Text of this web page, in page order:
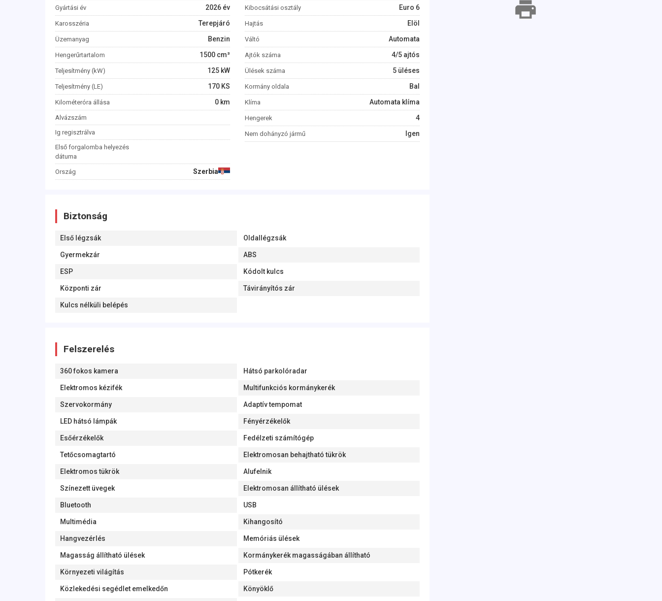
Gyártási év 2026 év
Karosszéria Terepjáró
Üzemanyag Benzin
Hengerűrtartalom 1500 cm³
Teljesítmény (kW) 125 kW
Teljesítmény (LE) 170 KS
Kilométeróra állása 0 km
Alvázszám
Ig regisztrálva
Első forgalomba helyezés
dátuma
Ország Szerbia
Kibocsátási osztály Euro 6
Hajtás Elöl
Váltó Automata
Ajtók száma 4/5 ajtós
Ülések száma 5 üléses
Kormány oldala Bal
Klíma Automata klíma
Hengerek 4
Nem dohányzó jármű Igen
Biztonság
Első légzsák Oldallégzsák
Gyermekzár ABS
ESP Kódolt kulcs
Központi zár Távirányítós zár
Kulcs nélküli belépés
Felszerelés
360 fokos kamera Hátsó parkolóradar
Elektromos kézifék Multifunkciós kormánykerék
Szervokormány Adaptív tempomat
LED hátsó lámpák Fényérzékelők
Esőérzékelők Fedélzeti számítógép
Tetőcsomagtartó Elektromosan behajtható tükrök
Elektromos tükrök Alufelnik
Színezett üvegek Elektromosan állítható ülések
Bluetooth USB
Multimédia Kihangosító
Hangvezérlés Memóriás ülések
Magasság állítható ülések Kormánykerék magasságában állítható
Környezeti világítás Pótkerék
Közlekedési segédlet emelkedőn Könyöklő